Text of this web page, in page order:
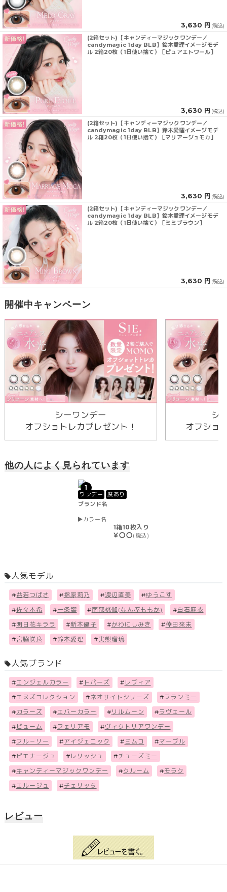
3,630 円 (税込)
(2箱セット)【キャンディーマジックワンデー／
candymagic 1day BLB】鈴木愛理イメージモデ
ル 2箱20枚（1日使い捨て）［ピュアエトワール］
3,630 円 (税込)
(2箱セット)【キャンディーマジックワンデー／
candymagic 1day BLB】鈴木愛理イメージモデ
ル 2箱20枚（1日使い捨て）［マリアージュモカ］
3,630 円 (税込)
(2箱セット)【キャンディーマジックワンデー／
candymagic 1day BLB】鈴木愛理イメージモデ
ル 2箱20枚（1日使い捨て）［ミミブラウン］
3,630 円 (税込)
開催中キャンペーン
シーワンデー
オフショトレカプレゼント！
シ
オフショ
他の人によく見られています
1
ワンデー
度あり
ブランド名
カラー名
1箱10枚入り
￥〇〇(税込)
人気モデル
#益若つばさ #指原莉乃 #渡辺直美 #ゆうこす
#佐々木希 #一条響 #南部桃伽(なんぶももか) #白石麻衣
#明日花キララ #新木優子 #かわにしみき #倖田來未
#宮脇咲良 #鈴木愛理 #実熊瑠琉
人気ブランド
#エンジェルカラー # トパーズ # レヴィア
#エヌズコレクション #ネオサイトシリーズ #フランミー
# カラーズ #エバーカラー # リルムーン #ラヴェール
# ビューム #フェリアモ #ヴィクトリアワンデー
#フル－リー #アイジェニック #ミムコ #マーブル
# ピエナージュ # レリッシュ #チューズミー
#キャンディーマジックワンデー #クルーム #モラク
#エルージュ #チェリッタ
レビュー